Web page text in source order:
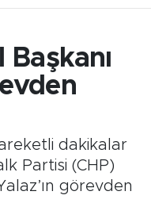
dakikalar
Partisi (CHP)
görevden
Fikstür